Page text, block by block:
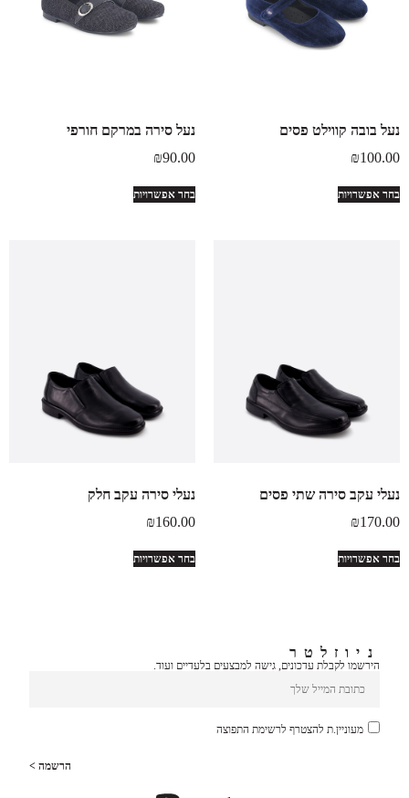
נעל בובה קווילט פסים
₪100.00
בחר אפשרויות
נעל סירה במרקם חורפי
₪90.00
בחר אפשרויות
נעלי עקב סירה שתי פסים
₪170.00
בחר אפשרויות
נעלי סירה עקב חלק
₪160.00
בחר אפשרויות
ניוזלטר
הירשמו לקבלת עדכונים, גישה למבצעים בלעדיים ועוד.
מעוניין.ת להצטרף לרשימת התפוצה
הרשמה >